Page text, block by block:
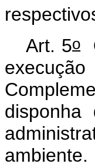
Art. 5o
ambiente.